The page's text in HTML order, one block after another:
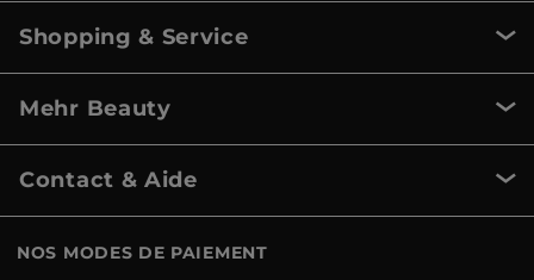
Shopping & Service
Mehr Beauty
Contact & Aide
NOS MODES DE PAIEMENT